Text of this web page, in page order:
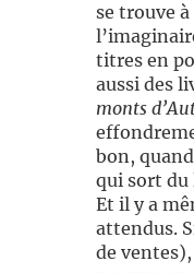
se trouve
titres en
aussi des
monts
bon,
qui sort du
Et il y a
attendus.
de